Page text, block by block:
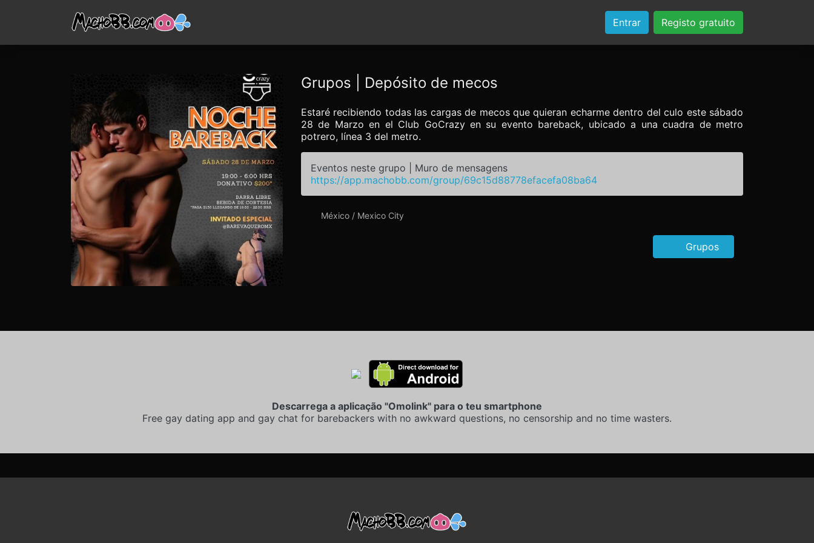
Entrar Registo gratuito
Grupos | Depósito de mecos
Estaré recibiendo todas las cargas de mecos que quieran echarme dentro del culo este sábado
28 de Marzo en el Club GoCrazy en su evento bareback, ubicado a una cuadra de metro
potrero, línea 3 del metro.
Eventos neste grupo | Muro de mensagens
https://app.machobb.com/group/69c15d88778efacefa08ba64
México / Mexico City
Grupos
Descarrega a aplicação "Omolink" para o teu smartphone
Free gay dating app and gay chat for barebackers with no awkward questions, no censorship and no time wasters.